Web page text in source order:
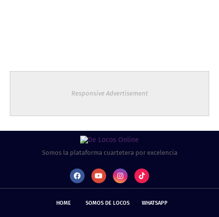
Responsive Advertisement
Somos la plataforma cuartetera por excelencia
HOME SOMOS DE LOCOS WHATSAPP